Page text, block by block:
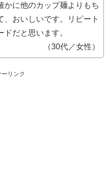
かに他のカップ麺よりもち
、おいしいです。リピート
だと思います。
（30代／女性）
リンク